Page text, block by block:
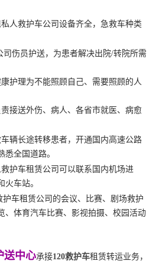
私人救护车公司设备齐全，急救车种类
司伤员护送，为患者解决出院/转院所需
护理为不能照顾自己、需要照顾的人
接送外伤、病人、各省市就医、病愈
车辆长途转移患者，开通国内高速公路
悉全国道路。
护车租赁公司可以联系国内机场进
火车站。
护车租赁公司的会议、比赛、剧场救护
、体育汽车比赛、影视拍摄、校园活动
送中心承接120救护车租赁转运业务，